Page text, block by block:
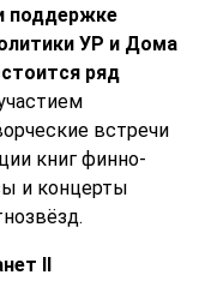
поддержке
УР и Дома
ряд
встречи
книг финно-
и концерты
II